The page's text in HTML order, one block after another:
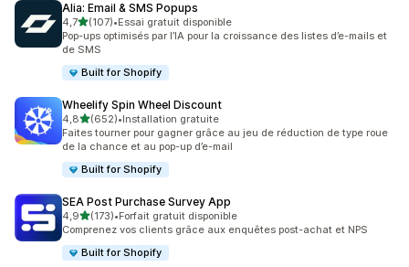
Alia: Email & SMS Popups
4,7étoile(s) sur 5
(107)
107 avis au total
•Essai gratuit disponible
Pop-ups optimisés par l’IA pour la croissance des listes d’e-mails et
de SMS
Built for Shopify
Wheelify Spin Wheel Discount
4,8étoile(s) sur 5
(652)
652 avis au total
•Installation gratuite
Faites tourner pour gagner grâce au jeu de réduction de type roue
de la chance et au pop-up d’e-mail
Built for Shopify
SEA Post Purchase Survey App
4,9étoile(s) sur 5
(173)
173 avis au total
•Forfait gratuit disponible
Comprenez vos clients grâce aux enquêtes post-achat et NPS
Built for Shopify